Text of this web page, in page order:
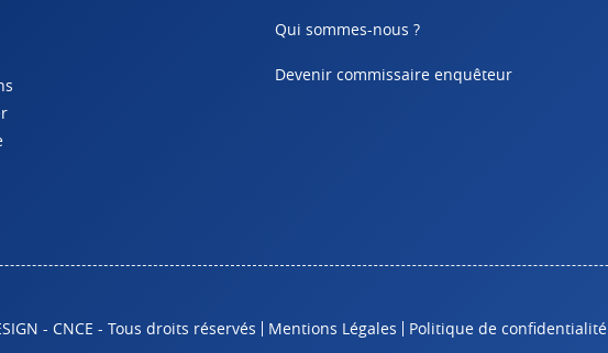
Qui sommes-nous ?
Devenir commissaire enquêteur
- CNCE - Tous droits réservés Mentions Légales Politique de confidentialité